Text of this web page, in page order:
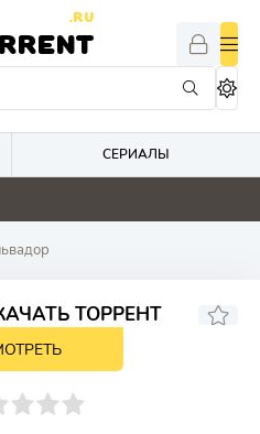
.RU
СЕРИАЛЫ
5.2 0
ТОРРЕНТ